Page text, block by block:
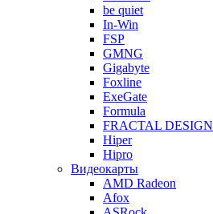
be quiet
In-Win
FSP
GMNG
Gigabyte
Foxline
ExeGate
Formula
FRACTAL DESIGN
Hiper
Hipro
Видеокарты
AMD Radeon
Afox